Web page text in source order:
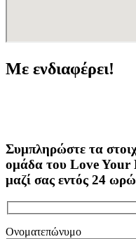
Με ενδιαφέρει!
Συμπληρώστε τα
ομάδα του Love Your
μαζί σας εντός 24
Ονοματεπώνυμο